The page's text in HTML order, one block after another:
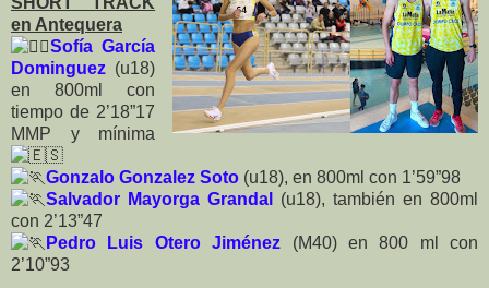
en Antequera
Sofía García
Dominguez (u18)
en 800ml con
tiempo de 2’18”17
MMP y mínima
Gonzalo Gonzalez Soto (u18), en 800ml con 1’59”98
Salvador Mayorga Grandal
(u18), también en 800ml
con 2’13”47
Pedro Luis Otero Jiménez (M40) en 800 ml con
2’10”93